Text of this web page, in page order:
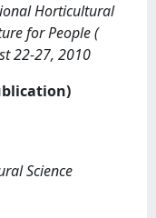
Horticultural
for People (
22-27, 2010
Science